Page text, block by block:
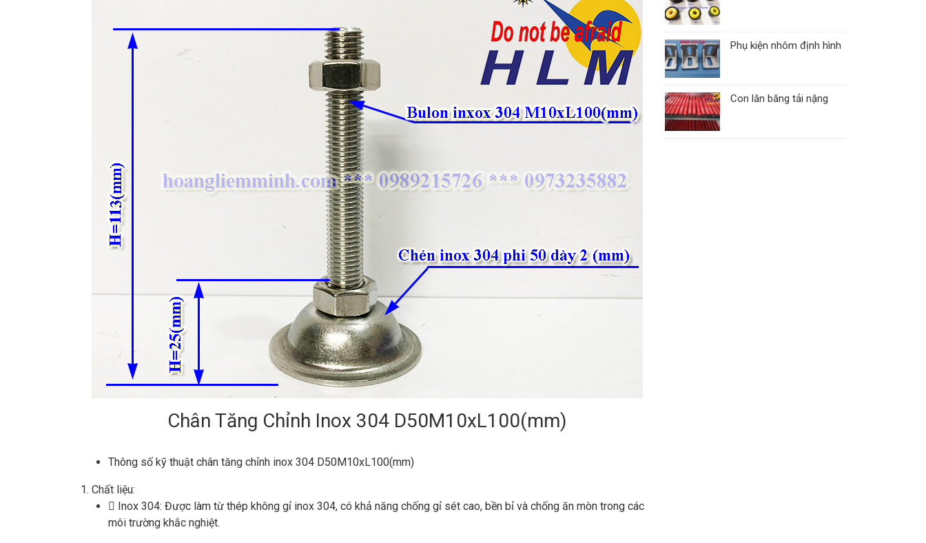
Chân Tăng Chỉnh Inox 304 D50M10xL100(mm)
Thông số kỹ thuật chân tăng chỉnh inox 304 D50M10xL100(mm)
1. Chất liệu:
 Inox 304: Được làm từ thép không gỉ inox 304, có khả năng chống gỉ sét cao, bền bỉ và chống ăn mòn trong các
môi trường khắc nghiệt.
Phụ kiện nhôm định hình
Con lăn băng tải nặng